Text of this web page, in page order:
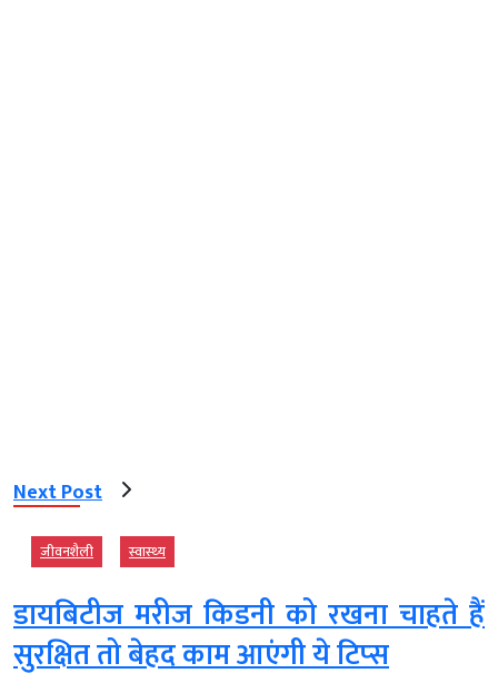
Next Post
जीवनशैली स्‍वास्‍थ्‍य
डायबिटीज मरीज किडनी को रखना चाहते हैं
सुरक्षित तो बेहद काम आएंगी ये टिप्‍स